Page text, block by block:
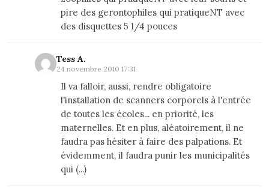
pire des gerontophiles qui pratiqueNT avec
des disquettes 5 1/4 pouces
Tess A.
24 novembre 2010 17:31
Il va falloir, aussi, rendre obligatoire
l'installation de scanners corporels à l'entrée
de toutes les écoles... en priorité, les
maternelles. Et en plus, aléatoirement, il ne
faudra pas hésiter à faire des palpations. Et
évidemment, il faudra punir les municipalités
qui (...)